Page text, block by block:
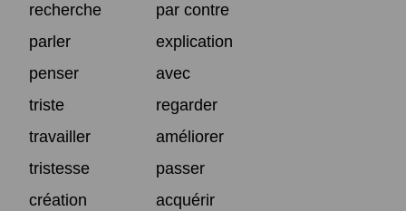
recherche
par contre
parler
explication
penser
avec
triste
regarder
travailler
améliorer
tristesse
passer
création
acquérir